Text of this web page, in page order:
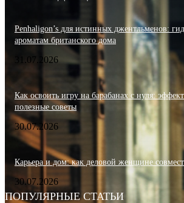
Penhaligon’s для истинных джентльменов:
ароматам британского дома
31.07.2026
Как освоить игру на барабанах с нуля:
полезные советы
30.07.2026
Карьера и дом: как деловой женщине
30.07.2026
ПОПУЛЯРНЫЕ СТАТЬИ